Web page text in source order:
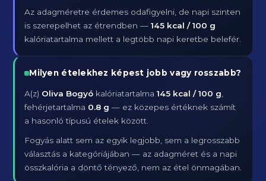
Az adagméretre érdemes odafigyelni, de napi szinten
is szerepelhet az étrendben —145 kcal / 100 g
kalóriatartalma mellett a legtöbb napi keretbe belefér.
Milyen ételekhez képest jobb vagy rosszabb?
A(z) Oliva Bogyó kalóriatartalma145 kcal / 100 g
fehérjetartalma 0.8 g — ez közepes értéknek számít
a hasonló típusú ételek között.
Fogyás alatt sem az egyik legjobb, sem a legrosszabb
választás a kategóriájában — az adagméret és a napi
összkalória a döntő tényező, nem az étel önmagában.